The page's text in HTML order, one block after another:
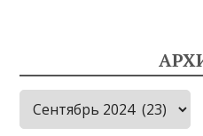
Архивы